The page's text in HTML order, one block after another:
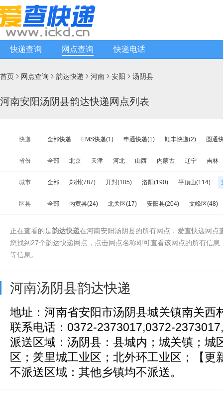
快递查询 网点查询 快递电话
首页  网点查询  韵达快递  河南  安阳  汤阴县
河南安阳汤阴县韵达快递网点列表
快递 全部快递 EMS快递(1) 申通快递(1) 顺丰快递(2) 圆通
安能物流(5) 苏宁快递(1) 全一快递(0) 华宇物流(1) 百
亚风快递(0) 佳怡物流(1) 新邦物流(0) 中铁物流(0)
省份 全部 北京 天津 河北 山西 内蒙古 辽宁 吉林
台湾省 香港 澳门
城市 全部 郑州(787) 开封(105) 洛阳(190) 平顶山(114)
区县 全部 内黄县(24) 北关区(17) 安阳县(204) 文峰区(48)
正在查看的是韵达快递在河南安阳汤阴县的所有网点，爱查快递网点
您找到27个韵达快递网点，点击网点名称即可查看该网点的所有信
等信息。
河南汤阴县韵达快递
地址：河南省安阳市汤阴县城关镇南关西
联系电话：0372-2373017,0372-
派送区域：汤阴县：县城内；城关镇；城
区；羑里城工业区；北外环工业区；【更
不派送区域：其他乡镇均不派送。